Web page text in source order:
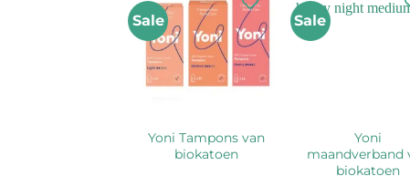
Sale
Yoni Tampons van
biokatoen
Sale
Yoni
maandverband
biokatoen